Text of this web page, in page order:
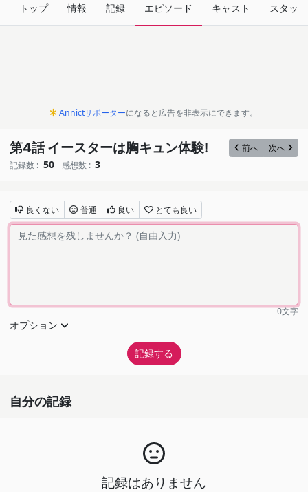
トップ 情報 記録 エピソード キャスト スタッフ
Annictサポーターになると広告を非表示にできます。
第4話 イースターは胸キュン体験! 前へ
次へ
記録数 : 50 感想数 : 3
良くない 普通 良い とても良い
0文字
オプション
自分の記録
記録はありません